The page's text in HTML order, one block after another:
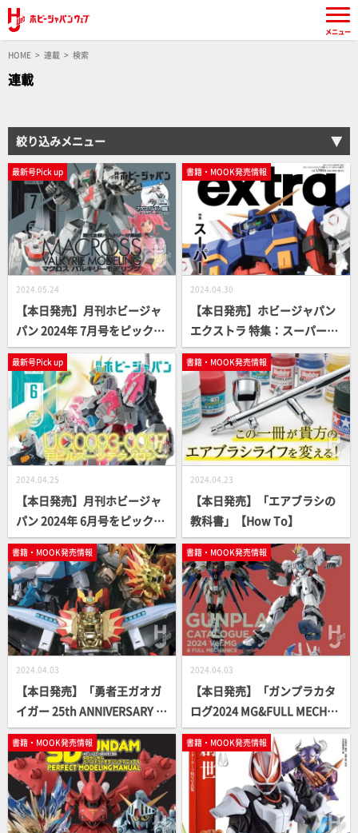
HOME 連載 検索
連載
絞り込みメニュー
最新号Pick up
2024.05.24
【本日発売】月刊ホビージャ
パン 2024年 7月号をピックア
ップ！
書籍・MOOK発売情報
2024.04.30
【本日発売】ホビージャパン
エクストラ 特集：スーパーロ
ボット大戦OG【スパロボO
G】
最新号Pick up
2024.04.25
【本日発売】月刊ホビージャ
パン 2024年 6月号をピックア
ップ！
書籍・MOOK発売情報
2024.04.23
【本日発売】「エアブラシの
教科書」【How To】
書籍・MOOK発売情報
2024.04.03
【本日発売】「勇者王ガオガ
イガー 25th ANNIVERSARY 熱
き勇者たちの玩具神話」【勇
者シリーズ】
書籍・MOOK発売情報
2024.04.03
【本日発売】「ガンプラカタ
ログ2024 MG&FULL MECHA
NICS編」【ガンダム】
書籍・MOOK発売情報 書籍・MOOK発売情報
メニュー